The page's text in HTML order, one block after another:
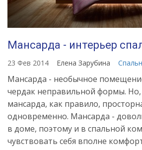
Мансарда - интерьер
23 Фев 2014 Елена Зарубина
Мансарда - необычное
чердак неправильной формы. Но,
мансарда, как правило,
одновременно. Мансарда -
в доме, поэтому и в спальной
чувствовать себя вполне